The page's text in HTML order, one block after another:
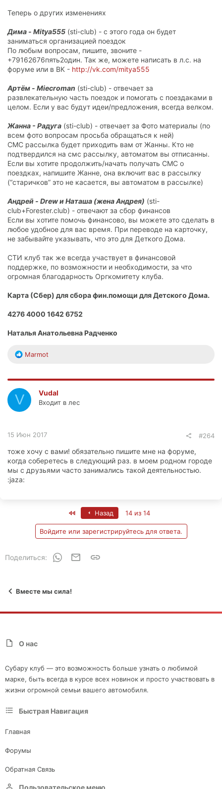
Теперь о других изменениях
Дима - Mitya555 (sti-club) - с этого года он будет
заниматься организацией поездок
По любым вопросам, пишите, звоните -
+79162676пять2один. Так же, можете написать в л.с. на
форуме или в ВК - http://vk.com/mitya555
Артём - Miecroman (sti-club) - отвечает за
развлекательную часть поездок и помогать с поездаками в
целом. Если у вас будут идеи/предложения, всегда велком.
Жанна - Радуга (sti-club) - отвечает за Фото материалы (по
всем фото вопросам просьба обращаться к ней)
СМС рассылка будет приходить вам от Жанны. Кто не
подтвердился на смс рассылку, автоматом вы отписанны.
Если вы хотите продолжить/начать получать СМС о
поездках, напишите Жанне, она включит вас в рассылку
(“старичков” это не касается, вы автоматом в рассылке)
Андрей - Drew и Наташа (жена Андрея) (sti-
club+Forester.club) - отвечают за сбор финансов
Если вы хотите помочь финансово, вы можете это сделать в
любое удобное для вас время. При переводе на карточку,
не забывайте указывать, что это для Деткого Дома.
СТИ клуб так же всегда участвует в финансовой
поддержке, по возможности и необходимости, за что
огромная благодарность Оргкомитету клуба.
Карта (Сбер) для сбора фин.помощи для Детского Дома.
4276 4000 1642 6752
Наталья Анатольевна Радченко
Р
к
ц
и
Marmot
V Vudal
Входит в лес
15 Июн 2017 #264
тоже хочу с вами! обязательно пишите мне на форуме,
когда соберетесь в следующий раз. в моем родном городе
мы с друзьями часто занимались такой деятельностью.
:jaza:
First Назад 14 из 14
Войдите или зарегистрируйтесь для ответа.
Поделиться: WhatsAppЭлектронная почта
Вместе мы сила!
О нас
Субару клуб — это возможность больше узнать о любимой
марке, быть всегда в курсе всех новинок и просто участвовать в
жизни огромной семьи вашего автомобиля.
Быстрая Навигация
Главная
Форумы
Обратная Связь
Пользовательское меню